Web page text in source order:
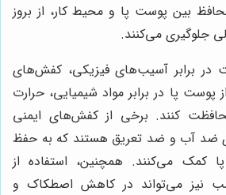
بین پوست پا و محیط کار، از بروز
جلوگیری می‌کنند.
در برابر آسیب‌های فیزیکی، کفش‌های
پوست پا در برابر مواد شیمیایی، حرارت
کنند. برخی از کفش‌های ایمنی
ضد آب و ضد تعریق هستند که به حفظ
کمک می‌کنند. همچنین، استفاده از
نیز می‌تواند در کاهش اصطکاک و